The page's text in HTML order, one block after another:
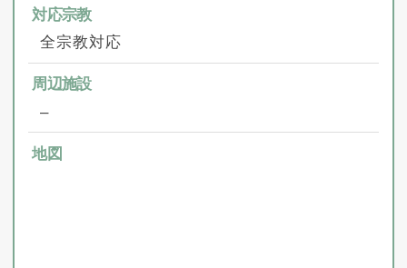
対応宗教
全宗教対応
周辺施設
–
地図